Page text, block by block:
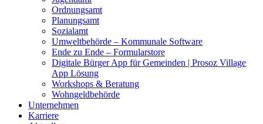
Ordnungsamt
Planungsamt
Sozialamt
Umweltbehörde – Kommunale Software
Ende zu Ende – Formularstore
Digitale Bürger App für Gemeinden | Prosoz Village
App Lösung
Workshops & Beratung
Wohngeldbehörde
Unternehmen
Karriere